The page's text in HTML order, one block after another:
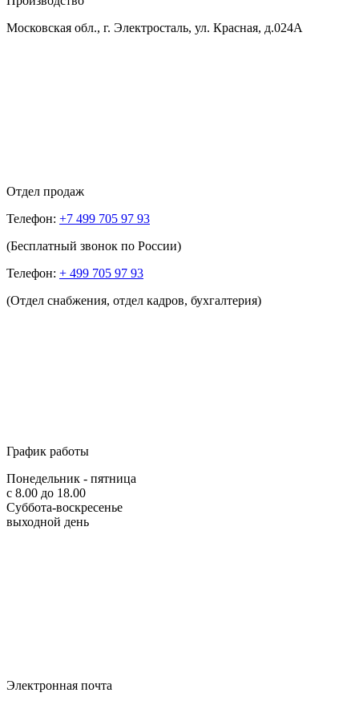
Московская обл., г. Электросталь, ул. Красная, д.024А
Отдел продаж
Телефон: +7 499 705 97 93
(Бесплатный звонок по России)
Телефон: + 499 705 97 93
(Отдел снабжения, отдел кадров, бухгалтерия)
График работы
Понедельник - пятница
с 8.00 до 18.00
Суббота-воскресенье
выходной день
Электронная почта